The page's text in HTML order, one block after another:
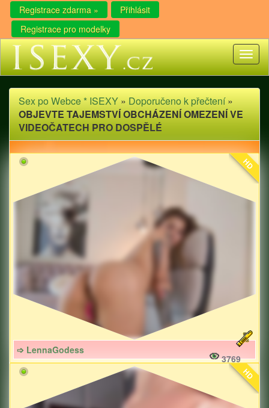
Registrace zdarma »
Přihlásit
Registrace pro modelky
Sex po Webce * ISEXY » Doporučeno k přečtení»
OBJEVTE TAJEMSTVÍ OBCHÁZENÍ OMEZENÍ VE
VIDEOČATECH PRO DOSPĚLÉ
HD
➩ LennaGodess
3769
HD